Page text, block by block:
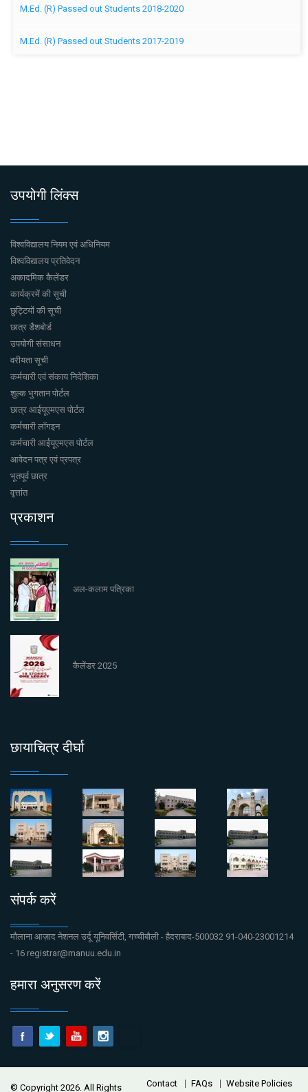
M.Ed. (R) Passed out Students 2018-2020
M.Ed. (R) Passed out Students 2017-2019
उपयोगी लिंक्स
विश्वविद्यालय नियम एवं अधिनियम
विश्वविद्यालय प्रतिवेदन
अकादमिक कैलेंडर
कार्यक्रमें की सूची
छुट्टियों की सूची
छात्र डैशबोर्ड
उपयोगी संसाधन
वरीयता सूची
कर्मचारी एवं संकाय निदेशिका
शुल्क भुगतान पोर्टल
छात्र आईयूएमएस पोर्टल
कर्मचारी लॉगइन
कर्मचारी आईयूएमएस पोर्टल
आवेदन पत्र एवं प्रपत्र
भूतपूर्व छात्र
वृत्तांत
प्रकाशन
अल-कलाम पत्रिका
कैलेंडर 2025
छायाचित्र दीर्घा
संपर्क करें
मौलाना आज़ाद नेशनल उर्दू यूनिवर्सिटी, गच्चीबौली - हैदराबाद-500032 91-040-23001214
- 16 registrar@manuu.edu.in
हमारा अनुसरण करें
Contact FAQs Website Policies
© Copyright 2026. All Rights